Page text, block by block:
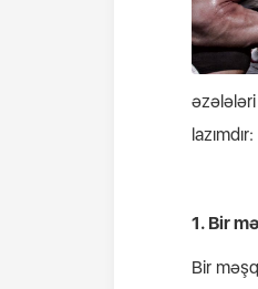
lazımdır:
1. Bir
Bir